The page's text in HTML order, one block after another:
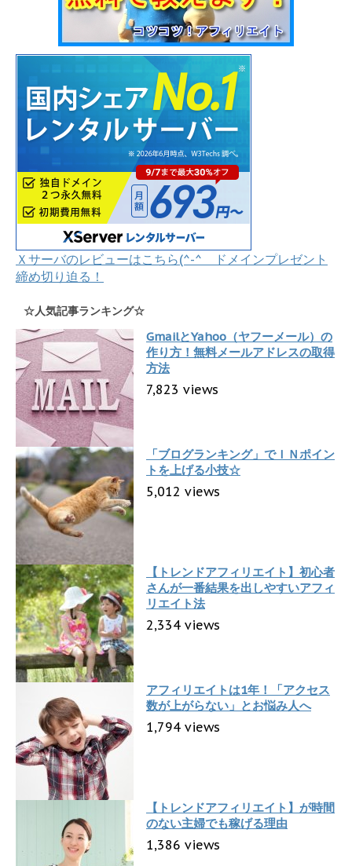
Ｘサーバのレビューはこちら(^-^ ドメインプレゼント
締め切り迫る！
☆人気記事ランキング☆
GmailとYahoo（ヤフーメール）の
作り方！無料メールアドレスの取得
方法
7,823 views
「ブログランキング」でＩＮポイン
トを上げる小技☆
5,012 views
【トレンドアフィリエイト】初心者
さんが一番結果を出しやすいアフィ
リエイト法
2,334 views
アフィリエイトは1年！「アクセス
数が上がらない」とお悩み人へ
1,794 views
【トレンドアフィリエイト】が時間
のない主婦でも稼げる理由
1,386 views